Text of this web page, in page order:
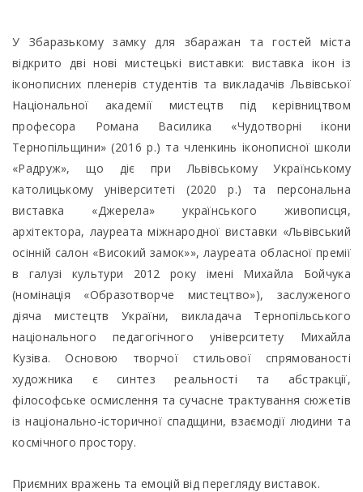
У Збаразькому замку для збаражан та гостей міста
відкрито дві нові мистецькі виставки: виставка ікон із
іконописних пленерів студентів та викладачів Львівської
Національної академії мистецтв під керівництвом
професора Романа Василика «Чудотворні ікони
Тернопільщини» (2016 р.) та членкинь іконописної школи
«Радруж», що діє при Львівському Українському
католицькому університеті (2020 р.) та персональна
виставка «Джерела» українського живописця,
архітектора, лауреата міжнародної виставки «Львівський
осінній салон «Високий замок»», лауреата обласної премії
в галузі культури 2012 року імені Михайла Бойчука
(номінація «Образотворче мистецтво»), заслуженого
діяча мистецтв України, викладача Тернопільського
національного педагогічного університету Михайла
Кузіва. Основою творчої стильової спрямованості
художника є синтез реальності та абстракції,
філософське осмислення та сучасне трактування сюжетів
із національно-історичної спадщини, взаємодії людини та
космічного простору.
Приємних вражень та емоцій від перегляду виставок.